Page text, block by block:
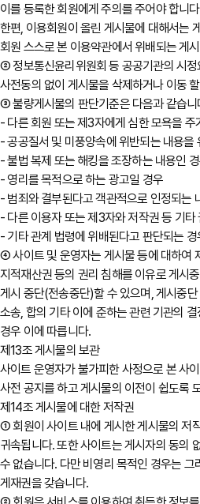
이를 등록한 회원에게 주의를 주어야 합니
한편, 이용회원이 올린 게시물에 대해서는
회원 스스로 본 이용약관에서 위배되는 게
② 정보통신윤리위원회 등 공공기관의 시
사전동의 없이 게시물을 삭제하거나 이동
③ 불량게시물의 판단기준은 다음과 같습니
- 다른 회원 또는 제3자에게 심한 모욕을
- 공공질서 및 미풍양속에 위반되는 내용을
- 불법 복제 또는 해킹을 조장하는 내용인
- 영리를 목적으로 하는 광고일 경우
- 범죄와 결부된다고 객관적으로 인정되는
- 다른 이용자 또는 제3자와 저작권 등 기타
- 기타 관계 법령에 위배된다고 판단되는 경
④ 사이트 및 운영자는 게시물 등에 대하여
지적재산권 등의 권리 침해를 이유로 게시
게시 중단(전송중단)할 수 있으며, 게시중
소송, 합의 기타 이에 준하는 관련 기관의
경우 이에 따릅니다.
제13조 게시물의 보관
사이트 운영자가 불가피한 사정으로 본 사
사전 공지를 하고 게시물의 이전이 쉽도록
제14조 게시물에 대한 저작권
① 회원이 사이트 내에 게시한 게시물의 저
귀속됩니다. 또한 사이트는 게시자의 동의
수 없습니다. 다만 비영리 목적인 경우는 그
게재권을 갖습니다.